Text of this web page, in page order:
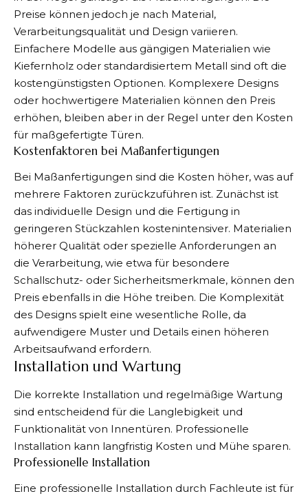
Preise können jedoch je nach Material,
Verarbeitungsqualität und Design variieren.
Einfachere Modelle aus gängigen Materialien wie
Kiefernholz oder standardisiertem Metall sind oft die
kostengünstigsten Optionen. Komplexere Designs
oder hochwertigere Materialien können den Preis
erhöhen, bleiben aber in der Regel unter den Kosten
für maßgefertigte Türen.
Kostenfaktoren bei Maßanfertigungen
Bei Maßanfertigungen sind die Kosten höher, was auf
mehrere Faktoren zurückzuführen ist. Zunächst ist
das individuelle Design und die Fertigung in
geringeren Stückzahlen kostenintensiver. Materialien
höherer Qualität oder spezielle Anforderungen an
die Verarbeitung, wie etwa für besondere
Schallschutz- oder Sicherheitsmerkmale, können den
Preis ebenfalls in die Höhe treiben. Die Komplexität
des Designs spielt eine wesentliche Rolle, da
aufwendigere Muster und Details einen höheren
Arbeitsaufwand erfordern.
Installation und Wartung
Die korrekte Installation und regelmäßige Wartung
sind entscheidend für die Langlebigkeit und
Funktionalität von Innentüren. Professionelle
Installation kann langfristig Kosten und Mühe sparen.
Professionelle Installation
Eine professionelle Installation durch Fachleute ist für